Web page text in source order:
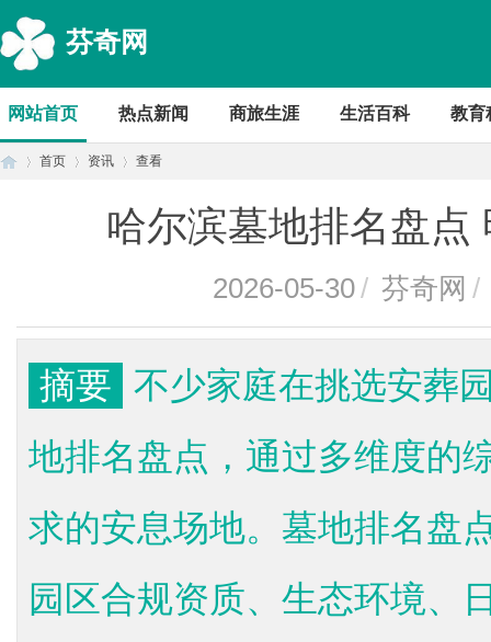
芬奇网
网站首页 热点新闻 商旅生涯 生活百科 教育
首页 资讯 查看
哈尔滨墓地排名盘点
2026-05-30/ 芬奇网 /
摘要 不少家庭在挑选安葬
地排名盘点，通过多维度的
求的安息场地。墓地排名盘
园区合规资质、生态环境、